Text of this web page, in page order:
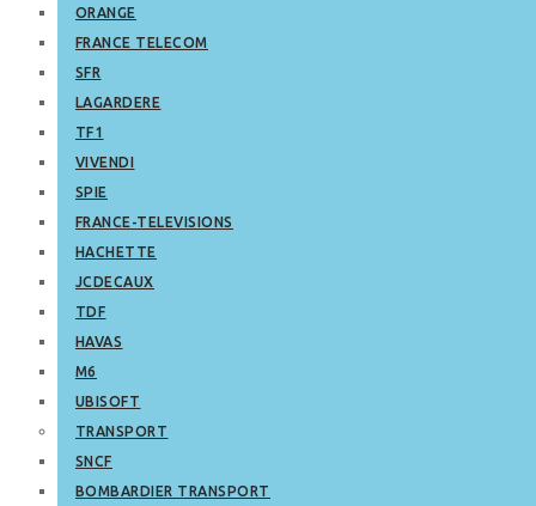
ORANGE
FRANCE TELECOM
SFR
LAGARDERE
TF1
VIVENDI
SPIE
FRANCE-TELEVISIONS
HACHETTE
JCDECAUX
TDF
HAVAS
M6
UBISOFT
TRANSPORT
SNCF
BOMBARDIER TRANSPORT